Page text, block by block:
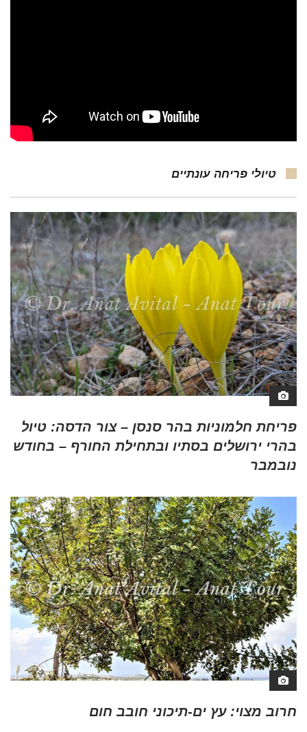
טיולי פריחה עונתיים
פריחת חלמוניות בהר סנסן – צור הדסה: טיול
בהרי ירושלים בסתיו ובתחילת החורף – בחודש
נובמבר
חרוב מצוי: עץ ים-תיכוני חובב חום